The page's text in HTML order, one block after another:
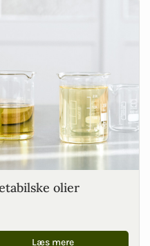
olier
Læs mere